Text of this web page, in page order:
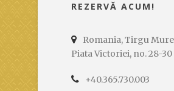
REZERVĂ ACUM!
Romania, Tirgu
Piata Victoriei, no. 28-30
+40.365.730.003